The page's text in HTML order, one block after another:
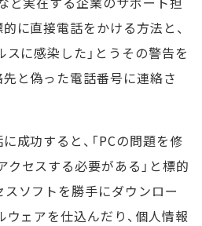
に直接電話をかける方法と、
スに感染した」とうその警告を
と偽った電話番号に連絡さ
成功すると、「PCの問題を修
セスする必要がある」と標的
スソフトを勝手にダウンロー
ウェアを仕込んだり、個人情報